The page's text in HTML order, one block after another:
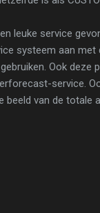
leuke service
systeem aan
Ook
service.
beeld van de totale